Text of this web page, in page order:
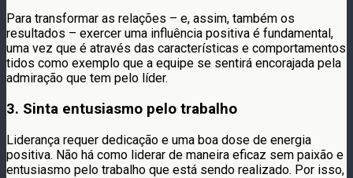
Para transformar as relações – e, assim, também os
resultados – exercer uma influência positiva é fundamental,
uma vez que é através das características e comportamentos
tidos como exemplo que a equipe se sentirá encorajada pela
admiração que tem pelo líder.
3. Sinta entusiasmo pelo trabalho
Liderança requer dedicação e uma boa dose de energia
positiva. Não há como liderar de maneira eficaz sem paixão e
entusiasmo pelo trabalho que está sendo realizado. Por isso,